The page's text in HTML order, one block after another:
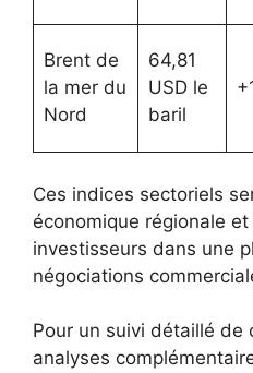
Brent de
la mer du
Nord
64,81
USD le
baril
Ces indices sectoriels
économique régionale
investisseurs dans une
négociations
Pour un suivi détaillé de
analyses